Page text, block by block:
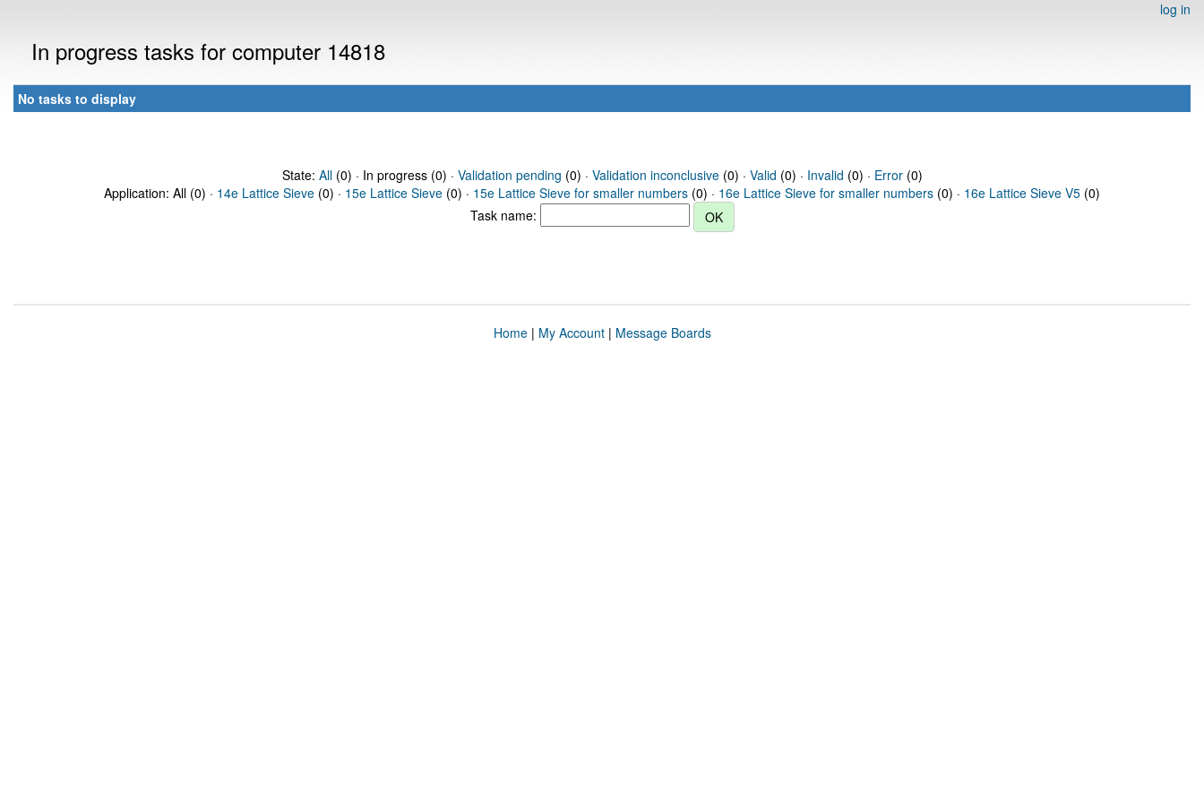
log in
In progress tasks for computer 14818
No tasks to display
State: All(0) · In progress (0) · Validation pending (0) · Validation inconclusive(0) · Valid (0) · Invalid (0) · Error(0)
Application: All (0) · 14e Lattice Sieve (0) · 15e Lattice Sieve (0) · 15e Lattice Sieve for smaller numbers (0) · 16e Lattice Sieve for smaller numbers (0) · 16e Lattice Sieve V5 (0)
Task name:
Home| My Account| Message Boards